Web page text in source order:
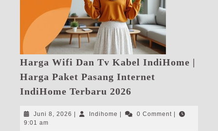
Harga Wifi Dan Tv Kabel IndiHome |
Harga Paket Pasang Internet
IndiHome Terbaru 2026
Dan
Juni 8, 2026 Juni
| Indihome Indihome
| 0 Comment |
9:01 am